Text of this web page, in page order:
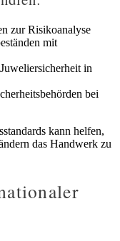
zur Risikoanalyse
mit
in
bei
kann helfen,
das Handwerk zu